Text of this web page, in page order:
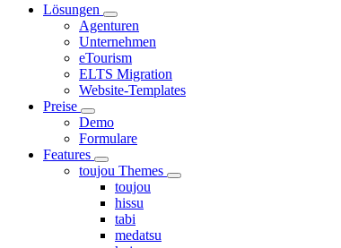
Lösungen
Agenturen
Unternehmen
eTourism
ELTS Migration
Website-Templates
Preise
Demo
Formulare
Features
toujou Themes
toujou
hissu
tabi
medatsu